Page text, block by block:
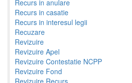
Recurs in anulare
Recurs in casatie
Recurs in interesul legii
Recuzare
Revizuire
Revizuire Apel
Revizuire Contestatie NCPP
Revizuire Fond
Revizuire Recurs